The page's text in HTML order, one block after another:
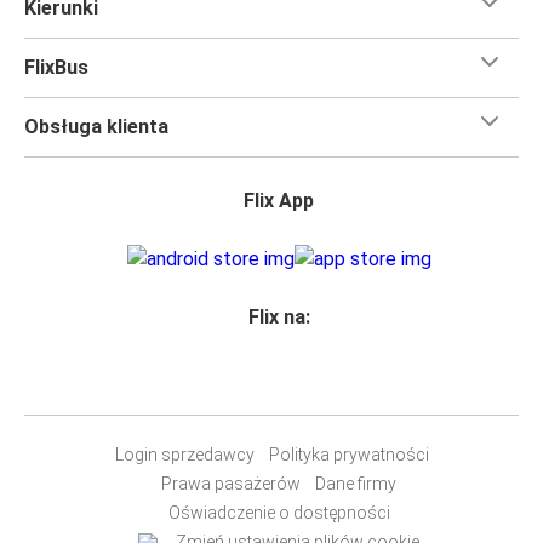
Kierunki
FlixBus
Obsługa klienta
Flix App
Flix na:
Login sprzedawcy
Polityka prywatności
Prawa pasażerów
Dane firmy
Oświadczenie o dostępności